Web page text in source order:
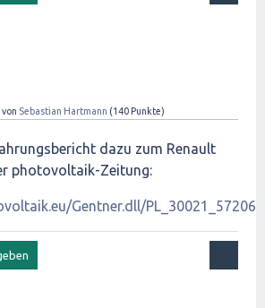
von Sebastian Hartmann (140 Punkte)
dazu zum Renault
photovoltaik-Zeitung:
Gentner.dll/PL_30021_572062